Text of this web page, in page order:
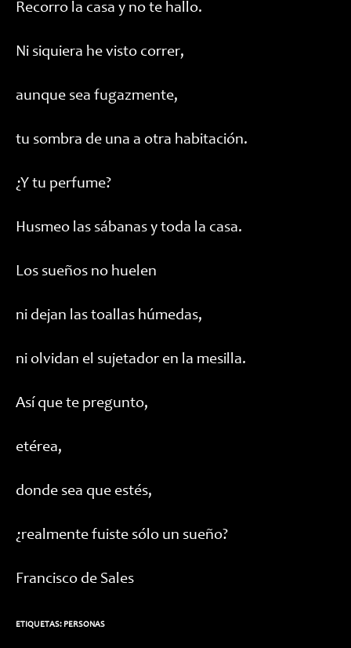
Recorro la casa y no te hallo.
Ni siquiera he visto correr,
aunque sea fugazmente,
tu sombra de una a otra habitación.
¿Y tu perfume?
Husmeo las sábanas y toda la casa.
Los sueños no huelen
ni dejan las toallas húmedas,
ni olvidan el sujetador en la mesilla.
Así que te pregunto,
etérea,
donde sea que estés,
¿realmente fuiste sólo un sueño?
Francisco de Sales
ETIQUETAS: PERSONAS